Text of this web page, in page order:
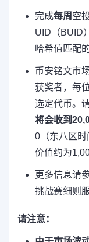
完成每周 空
UID（BUID
哈希值匹配
币安铭文市
获奖者，每
选定代币。
将会收到
0（东八区
价值约为
更多信息请
挑战赛细则
请注意：